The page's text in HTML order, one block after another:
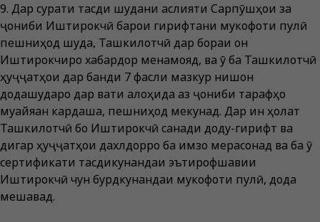
9. Дар сурати тасдиқ шудани аслияти Сарпӯшҳои за
ҷониби Иштирокчӣ барои гирифтани мукофоти пулӣ
пешниҳод шуда, Ташкилотчӣ дар бораи он
Иштирокчиро хабардор менамояд, ва ӯ ба Ташкилотчӣ
ҳуҷҷатҳои дар банди 7 фасли мазкур нишон
додашударо дар вақти алоҳида аз ҷониби тарафҳо
муайяан кардаша, пешниҳод мекунад. Дар ин ҳолат
Ташкилотчӣ бо Иштирокчӣ санади доду-гирифт ва
дигар ҳуҷҷатҳои дахлдорро ба имзо мерасонад ва ба ӯ
сертификати тасдиқкунандаи эътирофшавии
Иштирокчӣ чун бурдкунандаи мукофоти пулӣ, дода
мешавад.